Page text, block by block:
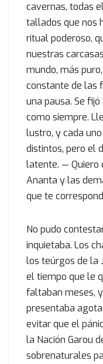
cavernas, todas
tallados que nos
ritual poderoso,
nuestras
mundo, más
constante de las
una pausa. Se
como siempre.
lustro, y cada
distintos, pero el
latente. — Quiero
Ananta y las
que te
No pudo
inquietaba. Los
los teúrgos de la
el tiempo que le
faltaban meses,
presentaba
evitar que el
la Nación Garou
sobrenaturales